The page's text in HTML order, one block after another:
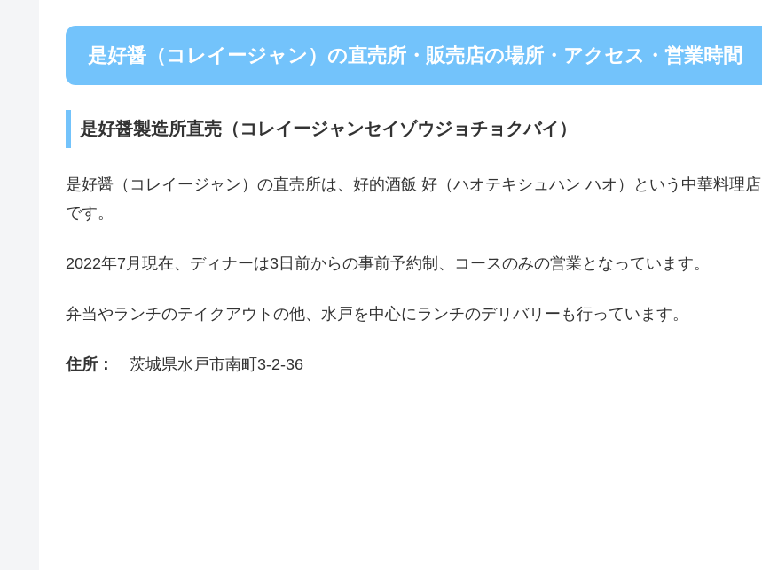
是好醤（コレイージャン）の直売所・販売店の場所・アクセス・営業時間
是好醤製造所直売（コレイージャンセイゾウジョチョクバイ）
是好醤（コレイージャン）の直売所は、好的酒飯 好（ハオテキシュハン ハオ）という中華料理店
です。
2022年7月現在、ディナーは3日前からの事前予約制、コースのみの営業となっています。
弁当やランチのテイクアウトの他、水戸を中心にランチのデリバリーも行っています。
住所： 茨城県水戸市南町3-2-36